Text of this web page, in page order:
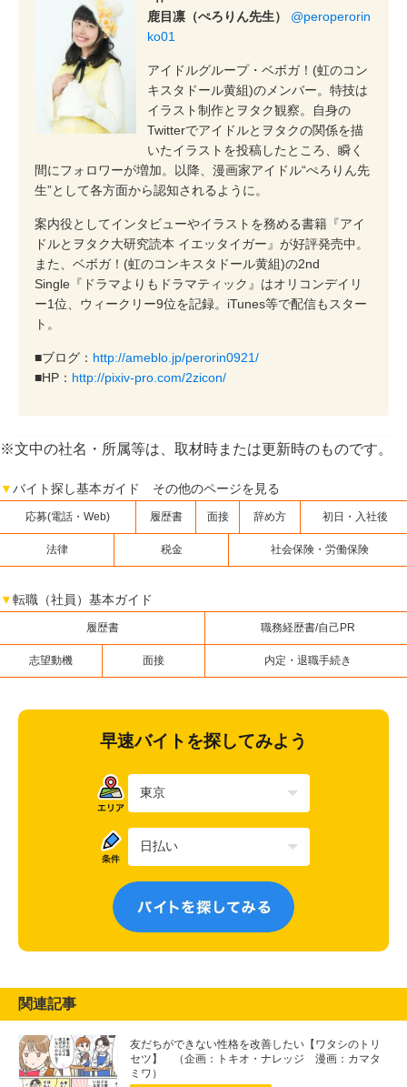
鹿目凛（ぺろりん先生）
@peroperorin
ko01
アイドルグループ・ベボガ！(虹のコン
キスタドール黄組)のメンバー。特技は
イラスト制作とヲタク観察。自身の
Twitterでアイドルとヲタクの関係を描
いたイラストを投稿したところ、瞬く
間にフォロワーが増加。以降、漫画家アイドル“ぺろりん先
生”として各方面から認知されるように。
案内役としてインタビューやイラストを務める書籍『アイ
ドルとヲタク大研究読本 イエッタイガー』が好評発売中。
また、ベボガ！(虹のコンキスタドール黄組)の2nd
Single『ドラマよりもドラマティック』はオリコンデイリ
ー1位、ウィークリー9位を記録。iTunes等で配信もスター
ト。
■ブログ： http://ameblo.jp/perorin0921/
■HP： http://pixiv-pro.com/2zicon/
※文中の社名・所属等は、取材時または更新時のものです。
▼バイト探し基本ガイド その他のページを見る
応募(電話・Web) 履歴書 面接 辞め方 初日・入社後
法律 税金 社会保険・労働保険
▼転職（社員）基本ガイド
履歴書 職務経歴書/自己PR
志望動機 面接 内定・退職手続き
早速バイトを探してみよう
関連記事
友だちができない性格を改善したい【ワタシのトリ
セツ】 （企画：トキオ・ナレッジ 漫画：カマタ
ミワ）